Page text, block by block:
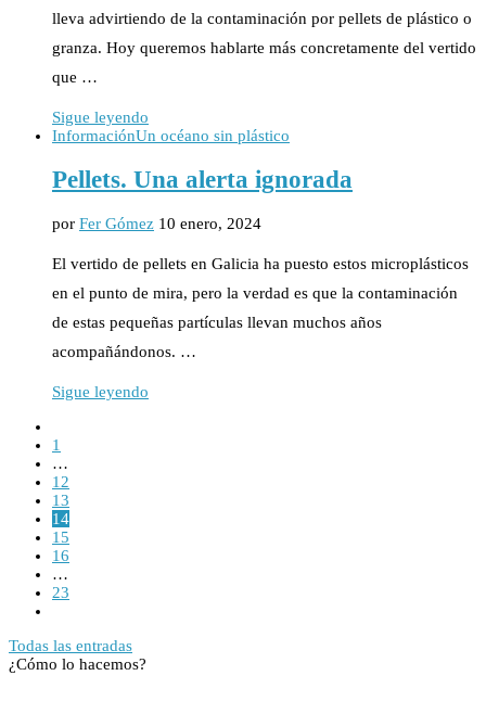
lleva advirtiendo de la contaminación por pellets de plástico o
granza. Hoy queremos hablarte más concretamente del vertido
que …
Sigue leyendo
InformaciónUn océano sin plástico
Pellets. Una alerta ignorada
por Fer Gómez 10 enero, 2024
El vertido de pellets en Galicia ha puesto estos microplásticos
en el punto de mira, pero la verdad es que la contaminación
de estas pequeñas partículas llevan muchos años
acompañándonos. …
Sigue leyendo
1
…
12
13
14
15
16
…
23
Todas las entradas
¿Cómo lo hacemos?